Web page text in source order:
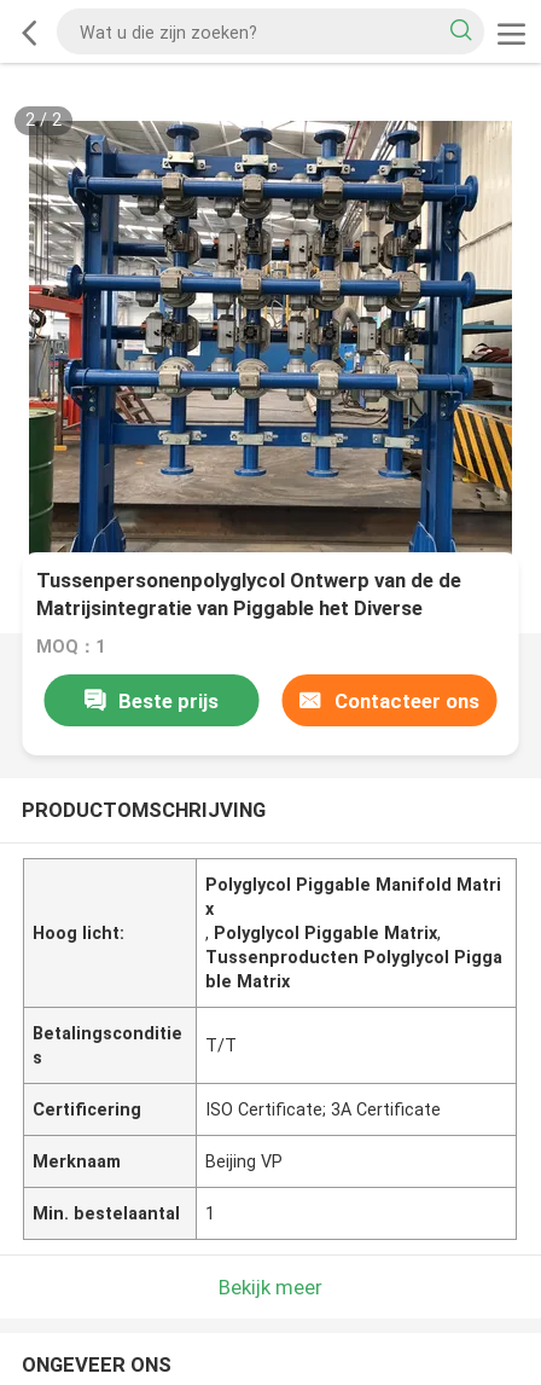
2/2
Tussenpersonenpolyglycol Ontwerp van de de
Matrijsintegratie van Piggable het Diverse
MOQ：1
Beste prijs Contacteer ons
PRODUCTOMSCHRIJVING
Hoog licht:
Polyglycol Piggable Manifold Matri
x
, Polyglycol Piggable Matrix,
Tussenproducten Polyglycol Pigga
ble Matrix
Betalingsconditie
s
T/T
Certificering ISO Certificate; 3A Certificate
Merknaam Beijing VP
Min. bestelaantal 1
Bekijk meer
ONGEVEER ONS